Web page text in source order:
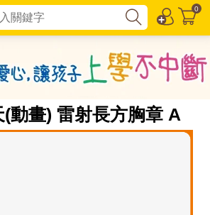
0
動畫) 雷射長方胸章 A